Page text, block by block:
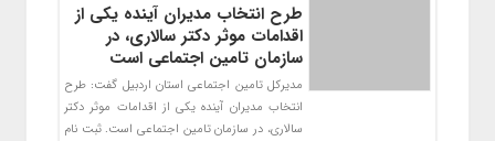
طرح انتخاب مدیران آینده یکی از
اقدامات موثر دکتر سالاری، در
سازمان تامین اجتماعی است
مدیرکل تامین اجتماعی استان اردبیل گفت: طرح
انتخاب مدیران آینده یکی از اقدامات موثر دکتر
سالاری، در سازمان تامین اجتماعی است. ثبت نام